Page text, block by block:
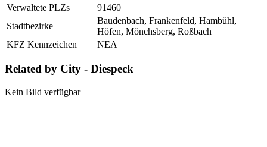
Verwaltete PLZs
91460
Stadtbezirke
Baudenbach, Frankenfeld, Hambühl,
Höfen, Mönchsberg, Roßbach
KFZ Kennzeichen
NEA
Related by City - Diespeck
Kein Bild verfügbar